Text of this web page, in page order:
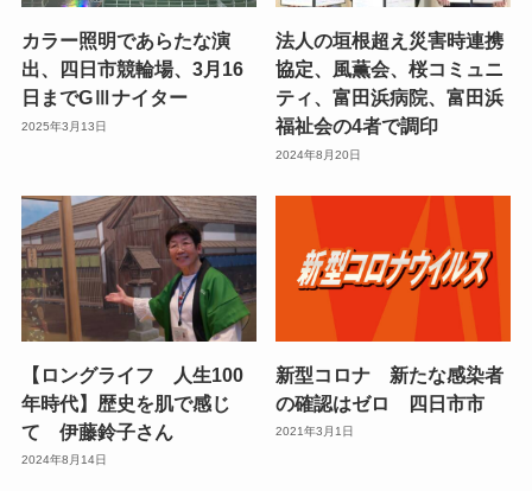
カラー照明であらたな演
出、四日市競輪場、3月16
日までGⅢナイター
2025年3月13日
法人の垣根超え災害時連携
協定、風薫会、桜コミュニ
ティ、富田浜病院、富田浜
福祉会の4者で調印
2024年8月20日
【ロングライフ 人生100
年時代】歴史を肌で感じ
て 伊藤鈴子さん
2024年8月14日
新型コロナ 新たな感染者
の確認はゼロ 四日市市
2021年3月1日